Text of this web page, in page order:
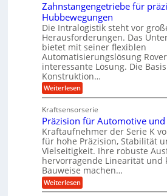
k
i
m
V
e
r
g
l
c
h
g
e
K
u
g
e
l
g
e
w
n
d
e
t
r
i
r
t
U
m
s
a
t
z
n
d
A
u
f
t
r
h
r
A
r
b
e
i
t
s
l
o
s
e
,
w
e
n
Zahnstangengetriebe für
Hubbewegungen
Die Intralogistik steht vor
Herausforderungen. Das
bietet mit seiner flexiblen
Automatisierungslösung
interessante Lösung. Die
Konstruktion…
Weiterlesen:
Z
h
n
s
t
a
n
g
e
n
g
Kraftsensorserie
Präzision für Automotive
Kraftaufnehmer der Serie K
für hohe Präzision, Stabilität
Vielseitigkeit. Ihre robuste
hervorragende Linearität und
Bauweise machen…
Weiterlesen:
P